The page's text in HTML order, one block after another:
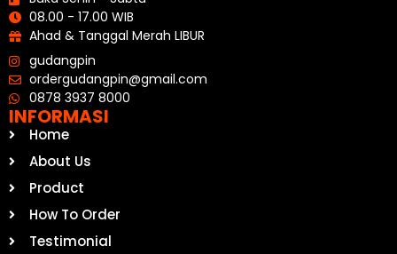
08.00 - 17.00 WIB
Ahad & Tanggal Merah LIBUR
gudangpin
ordergudangpin@gmail.com
0878 3937 8000
INFORMASI
Home
About Us
Product
How To Order
Testimonial